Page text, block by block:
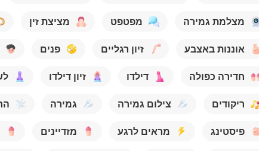
מצלמת גמירה מפטפט מציצת זין
אוננות באצבע זיון רגליים פנים
חדירה כפולה דילדו זיון דילדו
ריקודים צילום גמירה גמירה
פיסטינג מראים לרגע מזדיינים